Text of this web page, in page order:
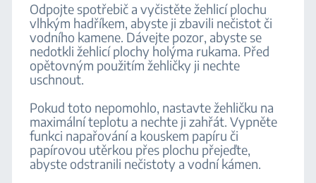
Odpojte spotřebič a vyčistěte žehlicí plochu
vlhkým hadříkem, abyste ji zbavili nečistot či
vodního kamene. Dávejte pozor, abyste se
nedotkli žehlicí plochy holýma rukama. Před
opětovným použitím žehličky ji nechte
uschnout.
Pokud toto nepomohlo, nastavte žehličku na
maximální teplotu a nechte ji zahřát. Vypněte
funkci napařování a kouskem papíru či
papírovou utěrkou přes plochu přejeďte,
abyste odstranili nečistoty a vodní kámen.